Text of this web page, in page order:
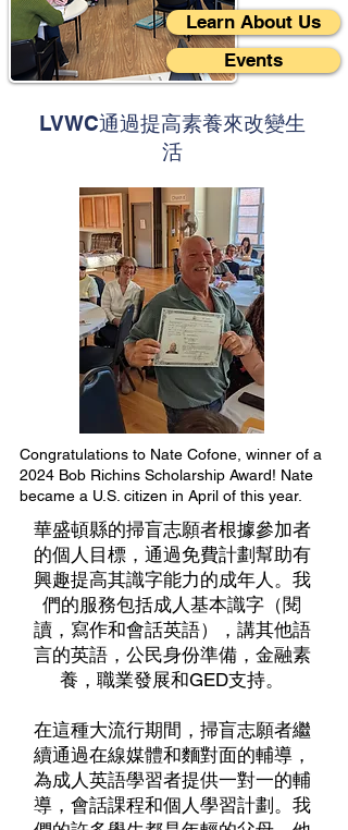
Events
Learn About Us
LVWC通過提高素養來改變生
活
Congratulations to Nate Cofone, winner of a
2024 Bob Richins Scholarship Award! Nate
became a U.S. citizen in April of this year.
華盛頓縣的掃盲志願者根據參加者
的個人目標，通過免費計劃幫助有
興趣提高其識字能力的成年人。我
們的服務包括成人基本識字（閱
讀，寫作和會話英語），講其他語
言的英語，公民身份準備，金融素
養，職業發展和GED支持。
在這種大流行期間，掃盲志願者繼
續通過在線媒體和麵對面的輔導，
為成人英語學習者提供一對一的輔
導，會話課程和個人學習計劃。我